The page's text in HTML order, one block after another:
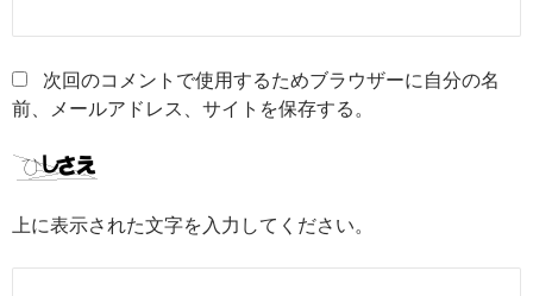
次回のコメントで使用するためブラウザーに自分の名
前、メールアドレス、サイトを保存する。
上に表示された文字を入力してください。